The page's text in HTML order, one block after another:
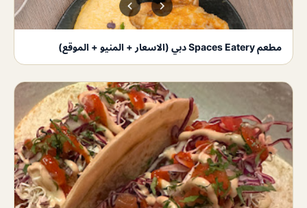
مطعم Spaces Eatery دبي (الاسعار + المنيو + الموقع)